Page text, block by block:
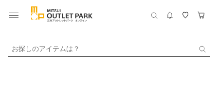
お探しのアイテムは？